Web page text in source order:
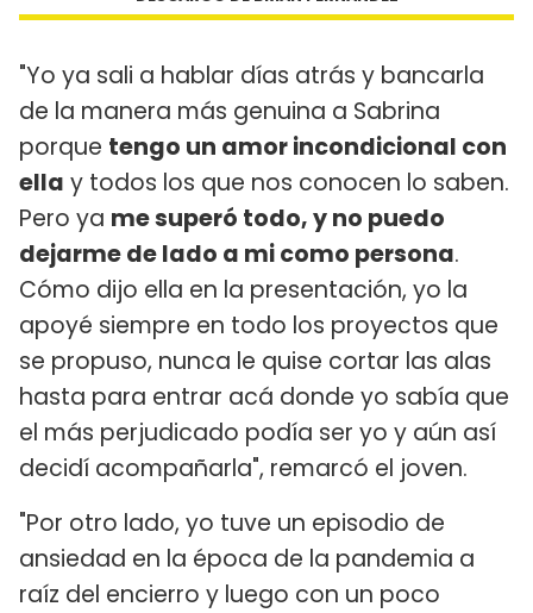
"Yo ya sali a hablar días atrás y bancarla
de la manera más genuina a Sabrina
porque tengo un amor incondicional con
ella y todos los que nos conocen lo saben.
Pero ya me superó todo, y no puedo
dejarme de lado a mi como persona.
Cómo dijo ella en la presentación, yo la
apoyé siempre en todo los proyectos que
se propuso, nunca le quise cortar las alas
hasta para entrar acá donde yo sabía que
el más perjudicado podía ser yo y aún así
decidí acompañarla", remarcó el joven.
"Por otro lado, yo tuve un episodio de
ansiedad en la época de la pandemia a
raíz del encierro y luego con un poco